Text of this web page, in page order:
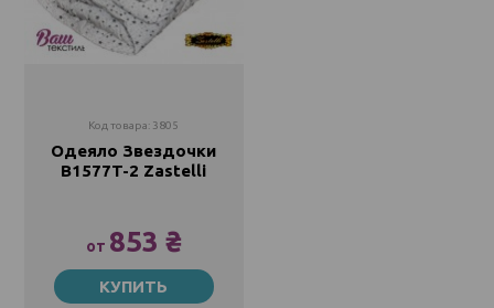
Код товара: 3805
Одеяло Звездочки
B1577T-2 Zastelli
от 853 ₴
145х210
1236 ₴ 853 ₴
КУПИТЬ